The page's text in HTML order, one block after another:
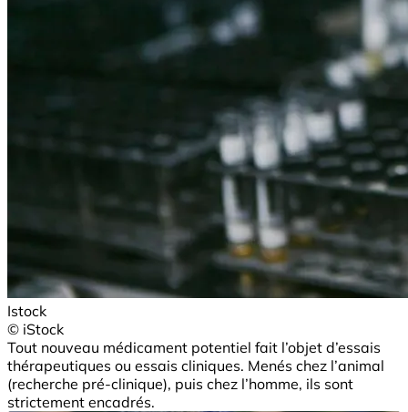
Istock
© iStock
Tout nouveau médicament potentiel fait l’objet d’essais
thérapeutiques ou essais cliniques. Menés chez l’animal
(recherche pré-clinique), puis chez l’homme, ils sont
strictement encadrés.